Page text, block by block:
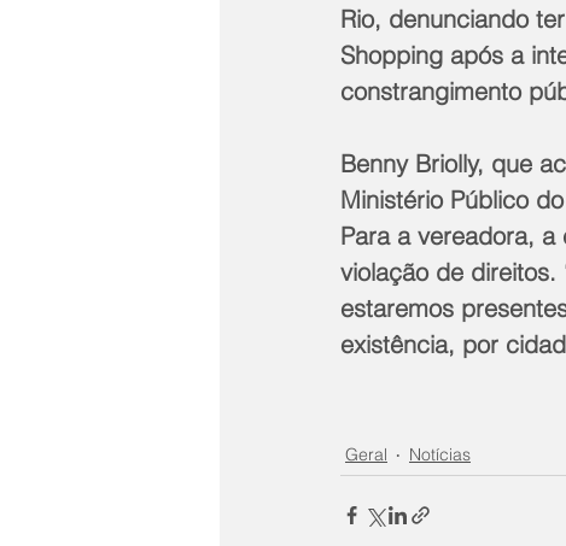
Rio, denunciando
Shopping após a
constrangimento
Benny Briolly, que
Ministério Público
Para a vereadora,
violação de
estaremos
existência, por
Geral Notícias